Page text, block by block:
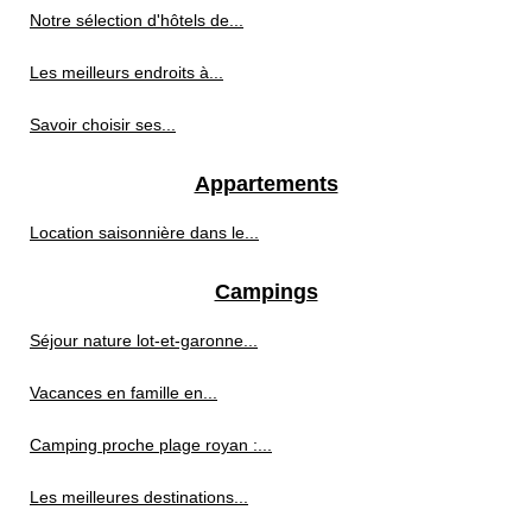
Notre sélection d'hôtels de...
Les meilleurs endroits à...
Savoir choisir ses...
Appartements
Location saisonnière dans le...
Campings
Séjour nature lot-et-garonne...
Vacances en famille en...
Camping proche plage royan :...
Les meilleures destinations...